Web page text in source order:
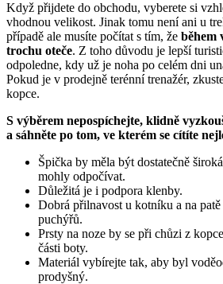
Když přijdete do obchodu, vyberete si
vhodnou velikost. Jinak tomu není ani u
případě ale musíte počítat s tím, že během
trochu oteče. Z toho důvodu je lepší
odpoledne, kdy už je noha po celém dni
Pokud je v prodejně terénní trenažér,
kopce.
S výběrem nepospíchejte, klidně
a sáhněte po tom, ve kterém se cítíte
Špička by měla být dostatečně
mohly odpočívat.
Důležitá je i podpora klenby.
Dobrá přilnavost u kotníku a na
puchýřů.
Prsty na noze by se při chůzi z
části boty.
Materiál vybírejte tak, aby byl
prodyšný.